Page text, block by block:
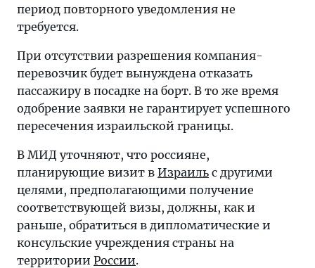
период повторного уведомления не
требуется.
При отсутствии разрешения компания-
перевозчик будет вынуждена отказать
пассажиру в посадке на борт. В то же время
одобрение заявки не гарантирует успешного
пересечения израильской границы.
В МИД уточняют, что россияне,
планирующие визит в Израиль с другими
целями, предполагающими получение
соответствующей визы, должны, как и
раньше, обратиться в дипломатические и
консульские учреждения страны на
территории России.